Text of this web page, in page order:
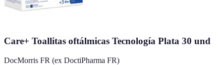
Care+ Toallitas oftálmicas Tecnología Plata 30 und
DocMorris FR (ex DoctiPharma FR)